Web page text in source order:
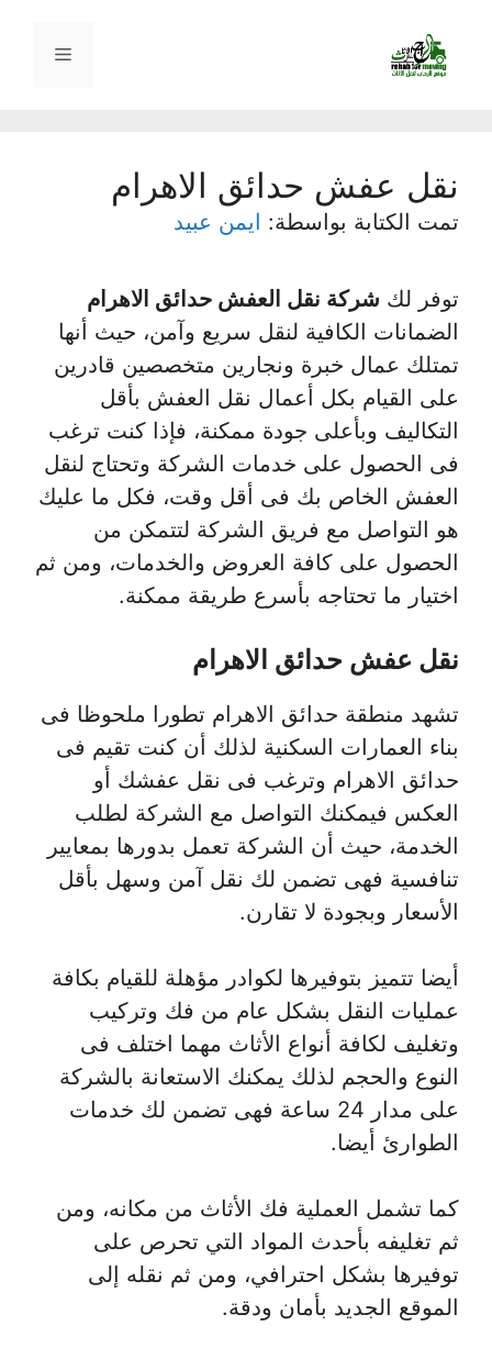
المحتوى
القائمة
نقل عفش حدائق الاهرام
تمت الكتابة بواسطة: ايمن عبيد
توفر لك شركة نقل العفش حدائق الاهرام
الضمانات الكافية لنقل سريع وآمن، حيث أنها
تمتلك عمال خبرة ونجارين متخصصين قادرين
على القيام بكل أعمال نقل العفش بأقل
التكاليف وبأعلى جودة ممكنة، فإذا كنت ترغب
فى الحصول على خدمات الشركة وتحتاج لنقل
العفش الخاص بك فى أقل وقت، فكل ما عليك
هو التواصل مع فريق الشركة لتتمكن من
الحصول على كافة العروض والخدمات، ومن ثم
اختيار ما تحتاجه بأسرع طريقة ممكنة.
نقل عفش حدائق الاهرام
تشهد منطقة حدائق الاهرام تطورا ملحوظا فى
بناء العمارات السكنية لذلك أن كنت تقيم فى
حدائق الاهرام وترغب فى نقل عفشك أو
العكس فيمكنك التواصل مع الشركة لطلب
الخدمة، حيث أن الشركة تعمل بدورها بمعايير
تنافسية فهى تضمن لك نقل آمن وسهل بأقل
الأسعار وبجودة لا تقارن.
أيضا تتميز بتوفيرها لكوادر مؤهلة للقيام بكافة
عمليات النقل بشكل عام من فك وتركيب
وتغليف لكافة أنواع الأثاث مهما اختلف فى
النوع والحجم لذلك يمكنك الاستعانة بالشركة
على مدار 24 ساعة فهى تضمن لك خدمات
الطوارئ أيضا.
كما تشمل العملية فك الأثاث من مكانه، ومن
ثم تغليفه بأحدث المواد التي تحرص على
توفيرها بشكل احترافي، ومن ثم نقله إلى
الموقع الجديد بأمان ودقة.